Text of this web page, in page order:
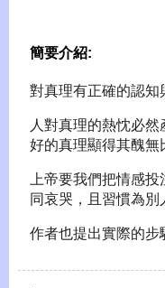
簡要介紹:
對真理有正確的認
人對真理的熱忱必
好的真理顯得其醜無
上帝要我們把情感
同哀哭，且習慣為別
作者也提出實際的步